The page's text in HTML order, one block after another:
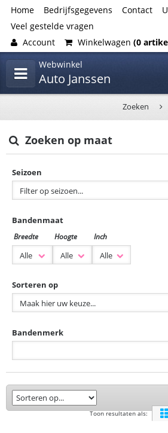
Home Bedrijfsgegevens Contact
Veel gestelde vragen
Account
Winkelwagen (0
Webwinkel
Auto Janssen
Zoeken
Zoeken op maat
Seizoen
Bandenmaat
Breedte Hoogte Inch
Sorteren op
Bandenmerk
Toon resultaten als: